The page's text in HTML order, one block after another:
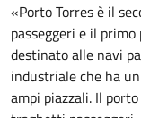
«Porto Torres è il
passeggeri e il
destinato alle navi
industriale che ha
ampi piazzali. Il